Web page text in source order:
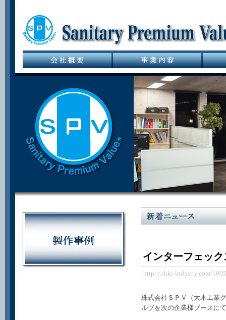
インターフェック
http://ohki-industry.com/1005
株式会社ＳＰＶ（大木工業
ルブを次の企業様ブースに